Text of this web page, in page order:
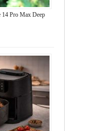
14 Pro Max Deep